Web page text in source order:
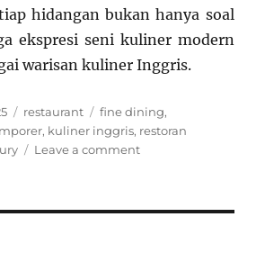
hidangan bukan hanya soal
ekspresi seni kuliner modern
warisan kuliner Inggris.
Categories
restaurant Tags
fine dining,
, kuliner inggris, restoran
Leave a commenton